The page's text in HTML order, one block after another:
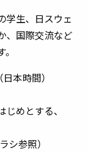
学生、日スウェ
、国際交流など
本時間）
めとする、
参照）